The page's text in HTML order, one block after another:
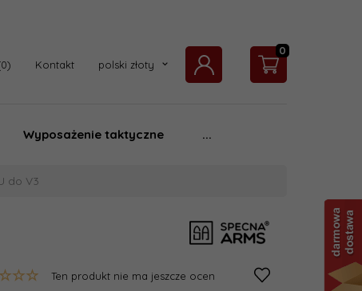
Kontakt currency_h
polski złoty
0
Wyposażenie taktyczne ...
do V3
Ten produkt nie ma jeszcze ocen